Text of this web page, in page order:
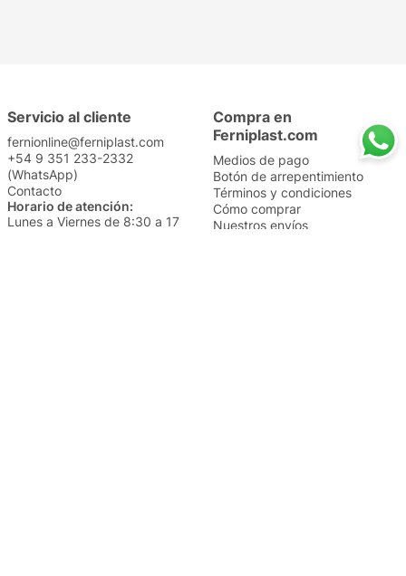
Servicio al cliente
fernionline@ferniplast.com
+54 9 351 233-2332
(WhatsApp)
Contacto
Horario de atención:
Lunes a Viernes de 8:30 a 17
Compra en
Ferniplast.com
Medios de pago
Botón de arrepentimiento
Términos y condiciones
Cómo comprar
Nuestros envíos